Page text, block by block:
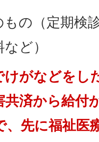
もの（定期検
ど）
けがなどをし
共済から給付
、先に福祉医